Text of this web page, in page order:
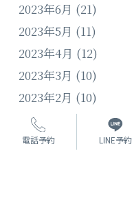
電話予約 LINE予約
2023年6月 (21)
2023年5月 (11)
2023年4月 (12)
2023年3月 (10)
2023年2月 (10)
2023年1月
(11)
2022年12月
(10)